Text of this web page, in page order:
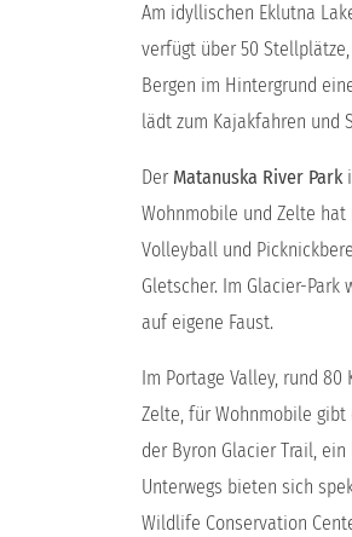
Am idyllischen Eklutna
verfügt über 50
Bergen im Hintergrund
lädt zum Kajakfahren und
Der Matanuska River Park
Wohnmobile und Zelte
Volleyball und
Gletscher. Im Glacier-
auf eigene Faust.
Im Portage Valley, rund
Zelte, für Wohnmobile gibt
der Byron Glacier Trail,
Unterwegs bieten sich
Wildlife Conservation